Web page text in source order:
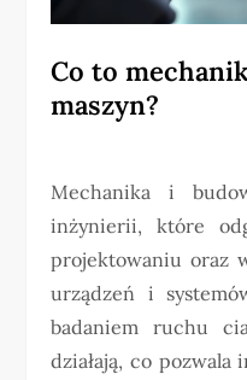
Co to
maszyn?
Mechanika i
inżynierii, które
projektowaniu oraz
urządzeń i
badaniem ruchu
działają, co